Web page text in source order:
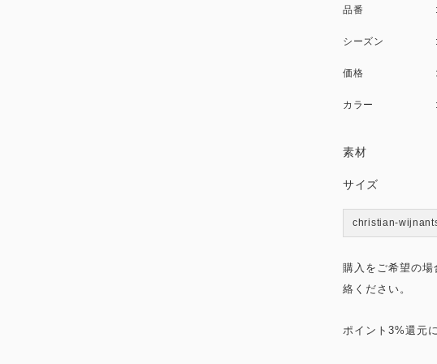
品番
シーズン
価格
カラー
素材 : シ
サイズ :
christian-
購入をご希望の
絡ください。
ポイント3%還元